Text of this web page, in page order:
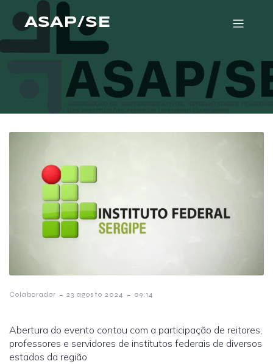
ASAP/SE
Colaborador - 23 agosto 2024 - 09:14
Abertura do evento contou com a participação de reitores,
professores e servidores de institutos federais de diversos
estados da região